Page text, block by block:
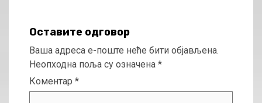
Оставите одговор
Ваша адреса е-поште неће бити објављена.
Неопходна поља су означена *
Коментар *